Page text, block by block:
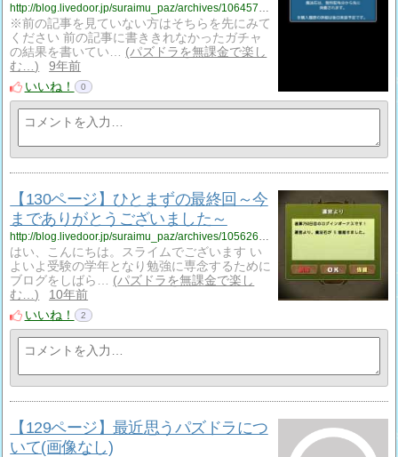
※前の記事を見ていない方はそちらを先にみて
ください 前の記事に書ききれなかったガチャ
の結果を書いてい…
パズドラを無課金で楽し
む…
9年前
いいね！
0
【130ページ】ひとまずの最終回～今
までありがとうございました～
http://blog.livedoor.jp/suraimu_paz/archives/1056267950.html
はい、こんにちは。スライムでございます い
よいよ受験の学年となり勉強に専念するために
ブログをしばら…
パズドラを無課金で楽し
む…
10年前
いいね！
2
【129ページ】最近思うパズドラにつ
いて(画像なし)